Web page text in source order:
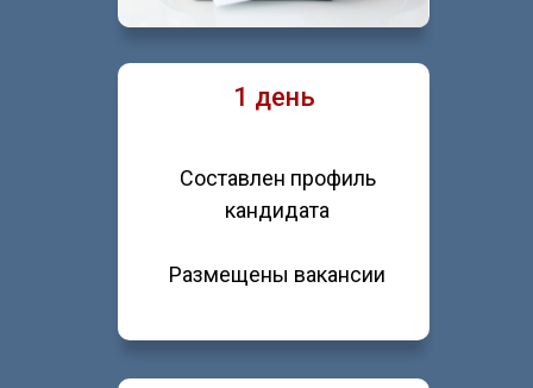
1 день
Составлен профиль
кандидата
Размещены вакансии